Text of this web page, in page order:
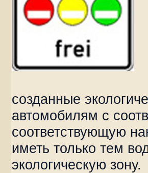
созданные
автомобилям с
соответствующую
иметь только тем
экологическую зону.